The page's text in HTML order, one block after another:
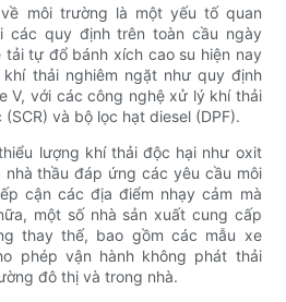
môi trường là một yếu tố quan
các quy định trên toàn cầu ngày
tự đổ bánh xích cao su hiện nay
thải nghiêm ngặt như quy định
V, với các công nghệ xử lý khí thải
và bộ lọc hạt diesel (DPF).
lượng khí thải độc hại như oxit
thầu đáp ứng các yêu cầu môi
cận các địa điểm nhạy cảm mà
một số nhà sản xuất cung cấp
thay thế, bao gồm các mẫu xe
phép vận hành không phát thải
đô thị và trong nhà.